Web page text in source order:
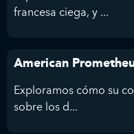
francesa ciega, y ...
American
Exploramos cómo su
sobre los d...